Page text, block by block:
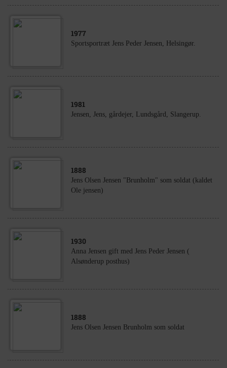
1977
Sportsportræt Jens Peder Jensen, Helsingør.
1981
Jensen, Jens, gårdejer, Lundsgård, Slangerup.
1888
Jens Olsen Jensen "Brunholm" som soldat (kaldet
Ole jensen)
1930
Anna Jensen gift med Jens Peder Jensen (
Alsønderup posthus)
1888
Jens Olsen Jensen Brunholm som soldat